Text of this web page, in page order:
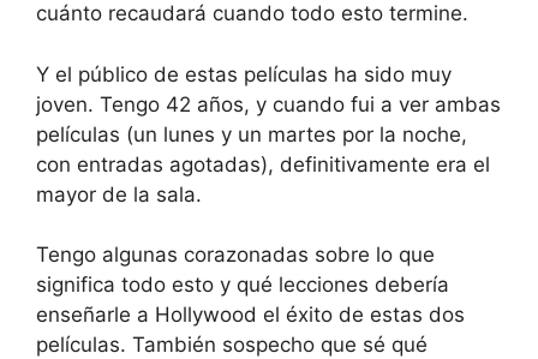
cuánto recaudará cuando todo esto termine.
Y el público de estas películas ha sido muy
joven. Tengo 42 años, y cuando fui a ver ambas
películas (un lunes y un martes por la noche,
con entradas agotadas), definitivamente era el
mayor de la sala.
Tengo algunas corazonadas sobre lo que
significa todo esto y qué lecciones debería
enseñarle a Hollywood el éxito de estas dos
películas. También sospecho que sé qué